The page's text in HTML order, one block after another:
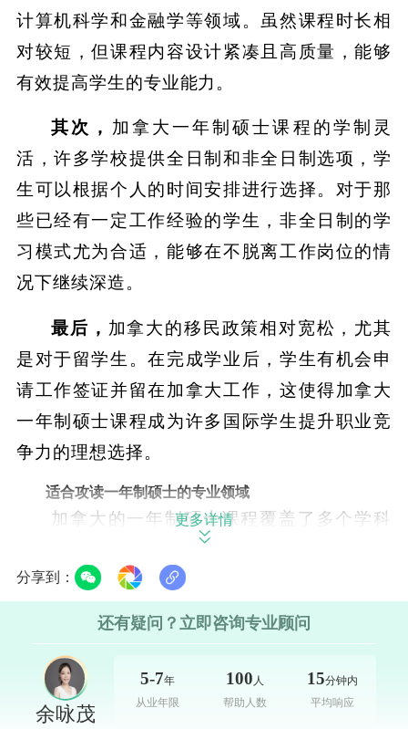
计算机科学和金融学等领域。虽然课程时长相
对较短，但课程内容设计紧凑且高质量，能够
有效提高学生的专业能力。
其次， 加拿大一年制硕士课程的学制灵
活，许多学校提供全日制和非全日制选项，学
生可以根据个人的时间安排进行选择。对于那
些已经有一定工作经验的学生，非全日制的学
习模式尤为合适，能够在不脱离工作岗位的情
况下继续深造。
最后， 加拿大的移民政策相对宽松，尤其
是对于留学生。在完成学业后，学生有机会申
请工作签证并留在加拿大工作，这使得加拿大
一年制硕士课程成为许多国际学生提升职业竞
争力的理想选择。
适合攻读一年制硕士的专业领域
加拿大的一年制硕士课程覆盖了多个学科
领域，其中一些专业特别适合追求快速就业的
学生。例如，商科类专业，如工商管理
（MBA）、金融、市场营销和会计等，通常设
置有紧凑的课程，能够在短期内提录取梦校生
的职场能力。对于那些希望进入企业管理岗位
的学生来说，这些课程不仅提升了他们的商业
更多详情
分享到：
还有疑问？立即咨询专业顾问
余咏茂
5-7年
从业年限
100 人
帮助人数
15分钟内
平均响应